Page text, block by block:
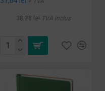
38,28 lei TVA inclus